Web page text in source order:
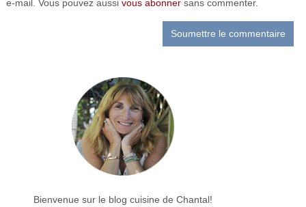
e-mail. Vous pouvez aussi vous abonnersans commenter.
Bienvenue sur le blog cuisine de Chantal!